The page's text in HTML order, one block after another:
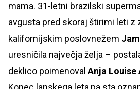
mama. 31-letni brazilski
avgusta pred skoraj štirimi leti z
kalifornijskim poslovnežem
uresničila največja želja –
deklico poimenovalAnja Louise